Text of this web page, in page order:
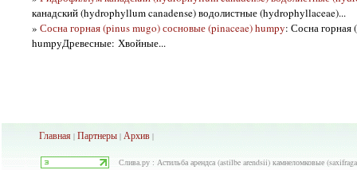
канадский (hydrophyllum canadense) водолистные (hydrophyllaceae)...
» Сосна горная (pinus mugo) сосновые (pinaceae) humpy: Сосна горная
humpyДревесные: Хвойные...
Главная| Партнеры| Архив|
Слива.ру : Астильба арендса (astilbe arendsii) камнеломковые